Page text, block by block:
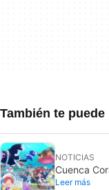
También te
NOTICIAS
Cuenca
Pokopia ha
Leer más